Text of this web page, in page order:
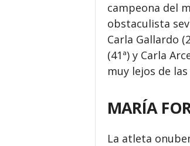
campeona del
obstaculista
Carla Gallardo
(41ª) y Carla
muy lejos de
MARÍA
La atleta